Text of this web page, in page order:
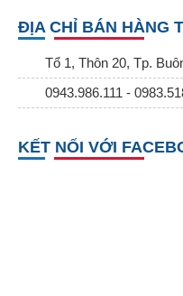
ĐỊA CHỈ BÁN HÀNG
Tổ 1, Thôn 20, Tp.
0943.986.111 -
KẾT NỐI VỚI